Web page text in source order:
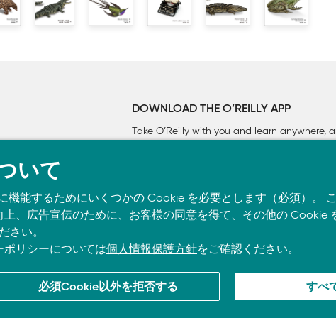
しよう。
に値を代入しよう。
"Feb. 2"]
DOWNLOAD THE O’REILLY APP
Take O’Reilly with you and learn anywhere,
ドマークおよび登録商標は、それぞれの所有者に帰属します。
いて
機能するためにいくつかの Cookie を必要とします（必須）。
、広告宣伝のために、お客様の同意を得て、その他の Cookie
さい。
リシーについては個人情報保護方針をご確認ください。
必須Cookie以外を拒否する すべ